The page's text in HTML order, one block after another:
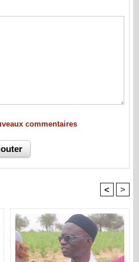
commentaires
< >